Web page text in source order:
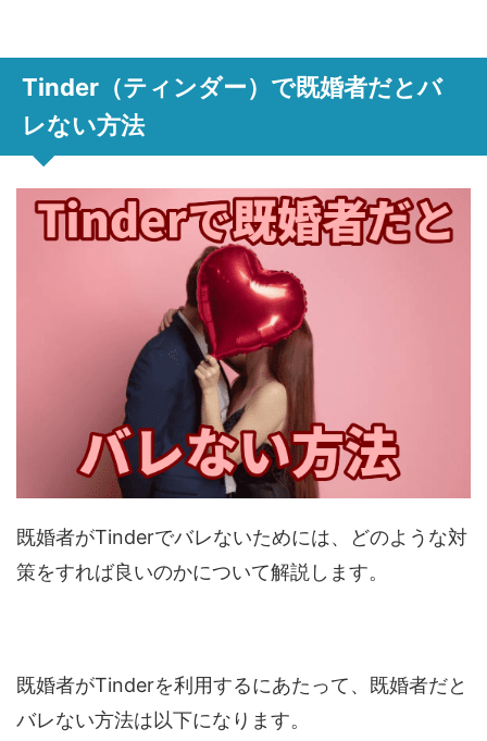
Tinder（ティンダー）で既婚者だとバ
レない方法
既婚者がTinderでバレないためには、どのような対
策をすれば良いのかについて解説します。
既婚者がTinderを利用するにあたって、既婚者だと
バレない方法は以下になります。